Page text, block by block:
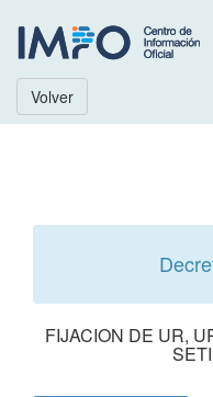
Volver
FIJACION DE UR,